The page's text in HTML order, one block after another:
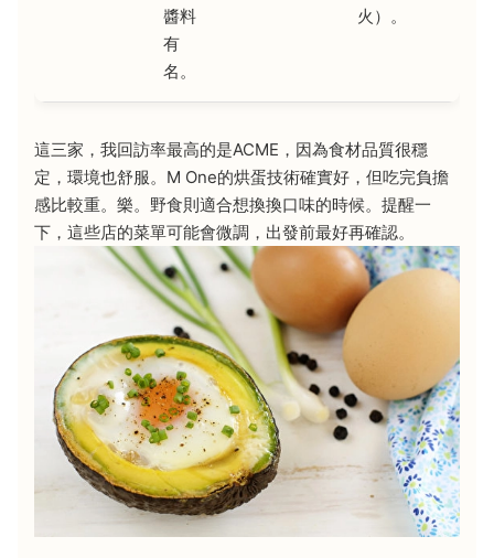
醬料
有
名。
火）。
這三家，我回訪率最高的是ACME，因為食材品質很穩
定，環境也舒服。M One的烘蛋技術確實好，但吃完負擔
感比較重。樂。野食則適合想換換口味的時候。提醒一
下，這些店的菜單可能會微調，出發前最好再確認。